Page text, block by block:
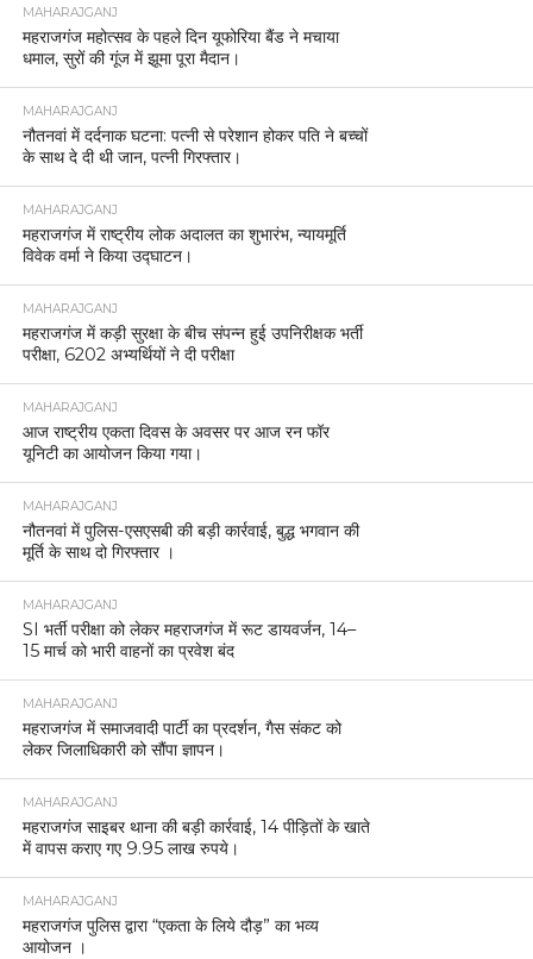
MAHARAJGANJ
महराजगंज महोत्सव के पहले दिन यूफोरिया बैंड ने मचाया
धमाल, सुरों की गूंज में झूमा पूरा मैदान।
MAHARAJGANJ
नौतनवां में दर्दनाक घटना: पत्नी से परेशान होकर पति ने बच्चों
के साथ दे दी थी जान, पत्नी गिरफ्तार।
MAHARAJGANJ
महराजगंज में राष्ट्रीय लोक अदालत का शुभारंभ, न्यायमूर्ति
विवेक वर्मा ने किया उद्घाटन।
MAHARAJGANJ
महराजगंज में कड़ी सुरक्षा के बीच संपन्न हुई उपनिरीक्षक भर्ती
परीक्षा, 6202 अभ्यर्थियों ने दी परीक्षा
MAHARAJGANJ
आज राष्ट्रीय एकता दिवस के अवसर पर आज रन फॉर
यूनिटी का आयोजन किया गया।
MAHARAJGANJ
नौतनवां में पुलिस-एसएसबी की बड़ी कार्रवाई, बुद्ध भगवान की
मूर्ति के साथ दो गिरफ्तार ।
MAHARAJGANJ
SI भर्ती परीक्षा को लेकर महराजगंज में रूट डायवर्जन, 14–
15 मार्च को भारी वाहनों का प्रवेश बंद
MAHARAJGANJ
महराजगंज में समाजवादी पार्टी का प्रदर्शन, गैस संकट को
लेकर जिलाधिकारी को सौंपा ज्ञापन।
MAHARAJGANJ
महराजगंज साइबर थाना की बड़ी कार्रवाई, 14 पीड़ितों के खाते
में वापस कराए गए 9.95 लाख रुपये।
MAHARAJGANJ
महराजगंज पुलिस द्वारा “एकता के लिये दौड़” का भव्य
आयोजन ।